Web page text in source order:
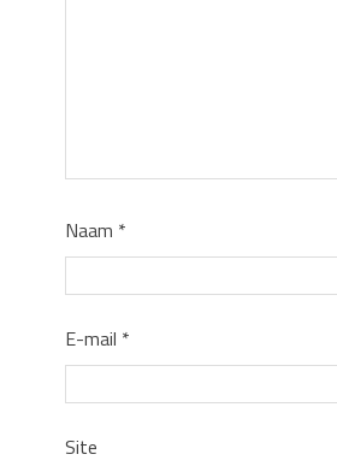
Naam *
E-mail *
Site